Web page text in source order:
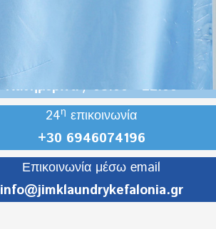
Είμαστε ανοικτά
Καθημερινά / 08:00 - 22:00
24η επικοινωνία
+30 6946074196
Επικοινωνία μέσω email
info@jimklaundrykefalonia.gr